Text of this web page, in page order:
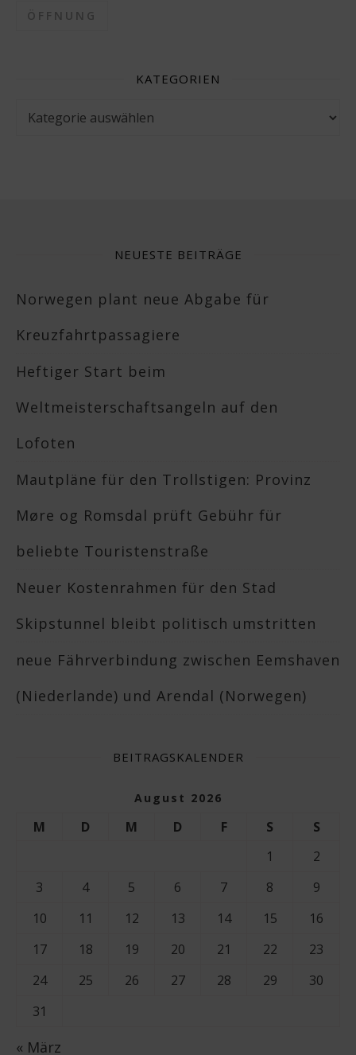
ÖFFNUNG
KATEGORIEN
NEUESTE BEITRÄGE
Norwegen plant neue Abgabe für
Kreuzfahrtpassagiere
Heftiger Start beim
Weltmeisterschaftsangeln auf den
Lofoten
Mautpläne für den Trollstigen: Provinz
Møre og Romsdal prüft Gebühr für
beliebte Touristenstraße
Neuer Kostenrahmen für den Stad
Skipstunnel bleibt politisch umstritten
neue Fährverbindung zwischen Eemshaven
(Niederlande) und Arendal (Norwegen)
BEITRAGSKALENDER
August 2026
M D M D F S
S
1
2
3
4 5 6 7 8
9
10
11 12 13 14 15
16
17
18 19 20 21 22
23
24
25 26 27 28 29
30
31
« März